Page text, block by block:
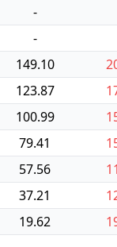
-
-
149.10
123.87
100.99
79.41
57.56
37.21
19.62